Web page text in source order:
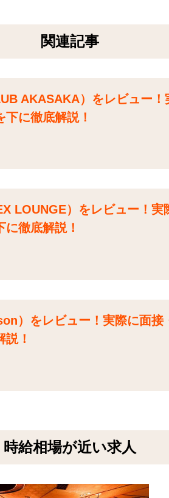
関連記事
AKASAKA）をレビュー！
に徹底解説！
LOUNGE）をレビュー！実
徹底解説！
）をレビュー！実際に面接
！
時給相場が近い求人